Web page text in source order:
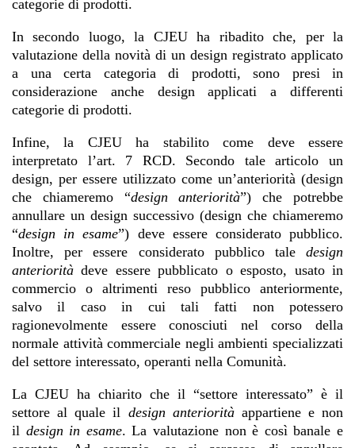
categorie di prodotti.
In secondo luogo, la CJEU ha ribadito che, per la
valutazione della novità di un design registrato applicato
a una certa categoria di prodotti, sono presi in
considerazione anche design applicati a differenti
categorie di prodotti.
Infine, la CJEU ha stabilito come deve essere
interpretato l’art. 7 RCD. Secondo tale articolo un
design, per essere utilizzato come un’anteriorità (design
che chiameremo “design anteriorità”) che potrebbe
annullare un design successivo (design che chiameremo
“design in esame”) deve essere considerato pubblico.
Inoltre, per essere considerato pubblico tale design
anteriorità deve essere pubblicato o esposto, usato in
commercio o altrimenti reso pubblico anteriormente,
salvo il caso in cui tali fatti non potessero
ragionevolmente essere conosciuti nel corso della
normale attività commerciale negli ambienti specializzati
del settore interessato, operanti nella Comunità.
La CJEU ha chiarito che il “settore interessato” è il
settore al quale il design anterioritàappartiene e non
il design in esame. La valutazione non è così banale e